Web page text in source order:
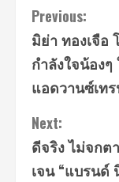
Continue
Reading
Previous:
มิย่า ทองเจือ
กำลังใจน้องๆ
แอดวานซ์เท
Next:
ดีจริง ไม่จกต
เจน “แบรนด์